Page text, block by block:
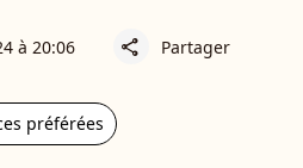
à 20:06 share Partager
préférées